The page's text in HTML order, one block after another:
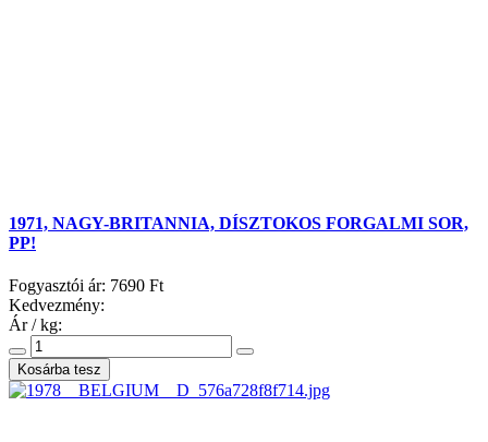
1971, NAGY-BRITANNIA, DÍSZTOKOS FORGALMI SOR,
PP!
Fogyasztói ár: 7690 Ft
Kedvezmény:
Ár / kg: